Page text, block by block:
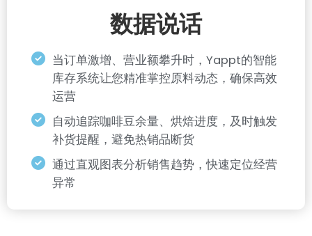
数据说话
当订单激增、营业额攀升时，Yappt的智能
库存系统让您精准掌控原料动态，确保高效
运营
自动追踪咖啡豆余量、烘焙进度，及时触发
补货提醒，避免热销品断货
通过直观图表分析销售趋势，快速定位经营
异常